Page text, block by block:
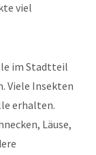
viel
im Stadtteil
Viele Insekten
erhalten.
Läuse,